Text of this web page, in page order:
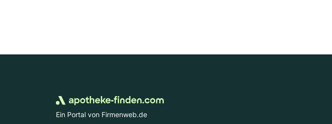
Ein Portal von Firmenweb.de